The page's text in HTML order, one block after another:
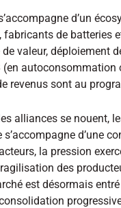
d’un
fabricants de batteries
valeur, déploiement
autoconsommation
revenus sont au
alliances se nouent,
d’une
la pression
des
est désormais